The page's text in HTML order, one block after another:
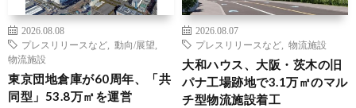
2026.08.08
プレスリリースなど
動向/展望
物流施設
東京団地倉庫が60周年、「共
同型」53.8万㎡を運営
2026.08.07
プレスリリースなど
物流施設
大和ハウス、大阪・茨木の旧
パナ工場跡地で3.1万㎡のマル
チ型物流施設着工